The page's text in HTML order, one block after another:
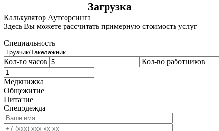
Загрузка
Калькулятор Аутсорсинга
Здесь Вы можете рассчитать примерную стоимость услуг.
Специальность
Кол-во часов Кол-во работников
Медкнижка
Общежитие
Питание
Спецодежда